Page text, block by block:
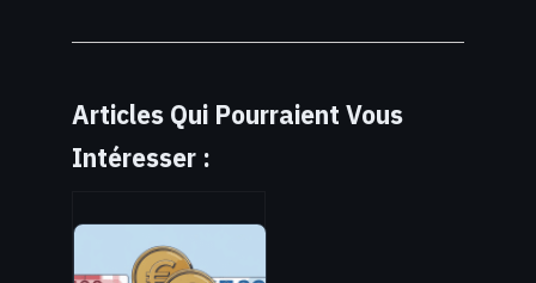
Articles Qui Pourraient Vous
Intéresser :